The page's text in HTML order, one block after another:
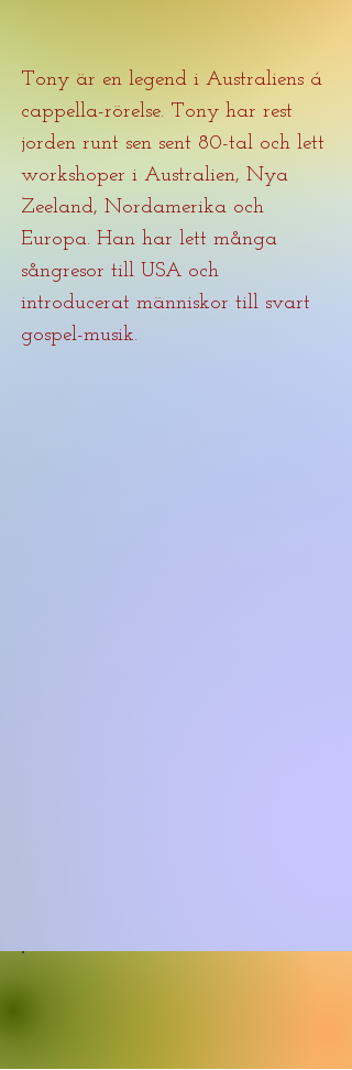
Tony är en legend i Australiens á
cappella-rörelse. Tony har rest
jorden runt sen sent 80-tal och lett
workshoper i Australien, Nya
Zeeland, Nordamerika och
Europa. Han har lett många
sångresor till USA och
introducerat människor till svart
gospel-musik.